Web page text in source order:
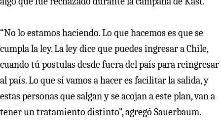
“No lo estamos haciendo. Lo que hacemos es que se
cumpla la ley. La ley dice que puedes ingresar a Chile,
cuando tú postulas desde fuera del país para reingresar
al país. Lo que sí vamos a hacer es facilitar la salida, y
estas personas que salgan y se acojan a este plan, van a
tener un tratamiento distinto”, agregó Sauerbaum.